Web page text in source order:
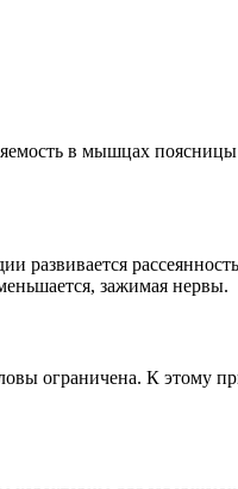
в мышцах
зажимая нервы.
ограничена. К этому